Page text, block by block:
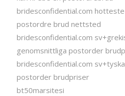
bridesconfidential.com
postordre brud nettsted
bridesconfidential.com
genomsnittliga postorder
bridesconfidential.com
postorder brudpriser
bt50marsitesi